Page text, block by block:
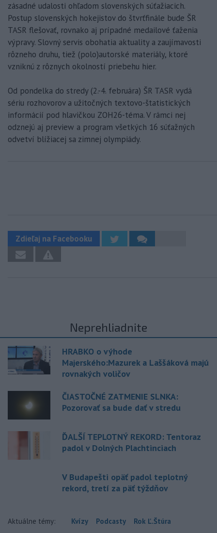
zásadné udalosti ohľadom slovenských súťažiacich.
Postup slovenských hokejistov do štvrťfinále bude ŠR
TASR flešovať, rovnako aj prípadné medailové ťaženia
výpravy. Slovný servis obohatia aktuality a zaujímavosti
rôzneho druhu, tiež (polo)autorské materiály, ktoré
vzniknú z rôznych okolností priebehu hier.
Od pondelka do stredy (2.-4. februára) ŠR TASR vydá
sériu rozhovorov a užitočných textovo-štatistických
informácií pod hlavičkou ZOH26-téma. V rámci nej
odznejú aj preview a program všetkých 16 súťažných
odvetví blížiacej sa zimnej olympiády.
Zdieľaj na Facebooku
Neprehliadnite
HRABKO o výhode
Majerského:Mazurek a Laššáková majú
rovnakých voličov
ČIASTOČNÉ ZATMENIE SLNKA:
Pozorovať sa bude dať v stredu
ĎALŠÍ TEPLOTNÝ REKORD: Tentoraz
padol v Dolných Plachtinciach
V Budapešti opäť padol teplotný
rekord, tretí za päť týždňov
Aktuálne témy: Kvízy Podcasty Rok Ľ.Štúra